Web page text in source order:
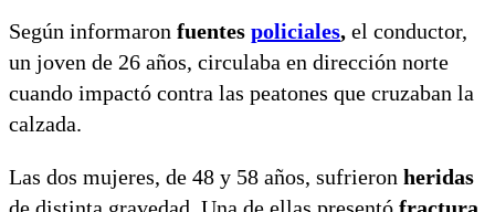
Según informaron fuentes policiales, el conductor,
un joven de 26 años, circulaba en dirección norte
cuando impactó contra las peatones que cruzaban la
calzada.
Las dos mujeres, de 48 y 58 años, sufrieron heridas